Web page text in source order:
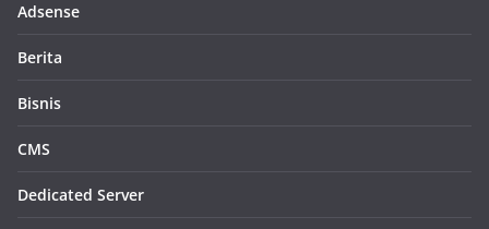
Adsense
Berita
Bisnis
CMS
Dedicated Server